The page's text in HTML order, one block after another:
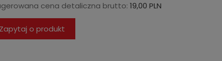
cena detaliczna brutto: 19,00 PLN
Zapytaj o produkt